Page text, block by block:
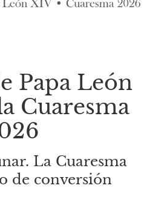
Papa León
Cuaresma
La Cuaresma
de conversión